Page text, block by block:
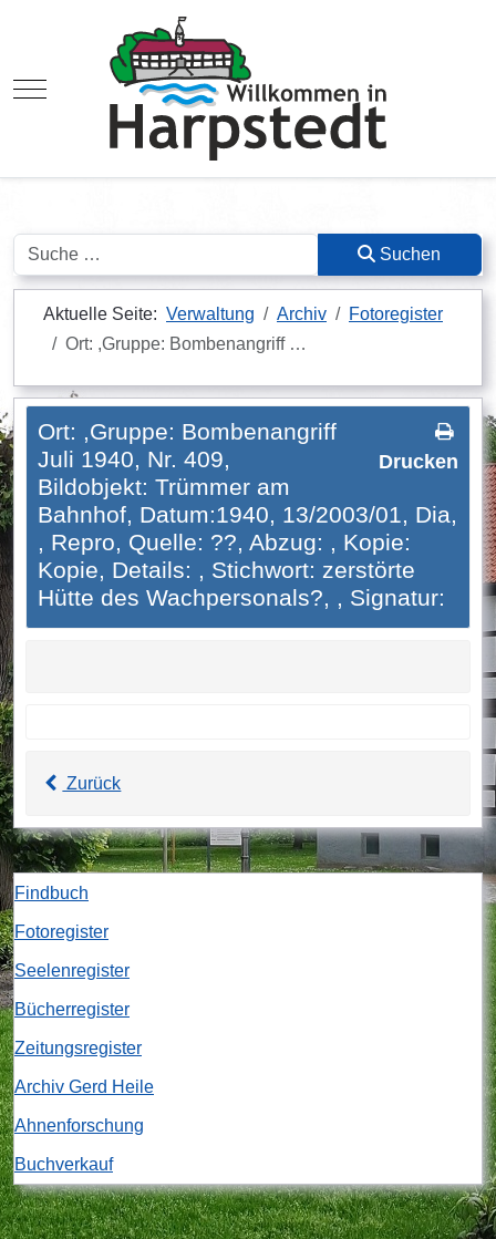
Mobile Menu Toggle
Suchen Suchen
Aktuelle Seite: Verwaltung Archiv
Fotoregister
Ort: ,Gruppe: Bombenangriff …
Drucken
Ort: ,Gruppe: Bombenangriff
Juli 1940, Nr. 409,
Bildobjekt: Trümmer am
Bahnhof, Datum:1940, 13/2003/01, Dia,
, Repro, Quelle: ??, Abzug: , Kopie:
Kopie, Details: , Stichwort: zerstörte
Hütte des Wachpersonals?, , Signatur:
Zurück
Findbuch
Fotoregister
Seelenregister
Bücherregister
Zeitungsregister
Archiv Gerd Heile
Ahnenforschung
Buchverkauf